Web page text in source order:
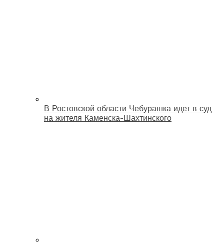
В Ростовской области Чебурашка идет в суд
на жителя Каменска-Шахтинского